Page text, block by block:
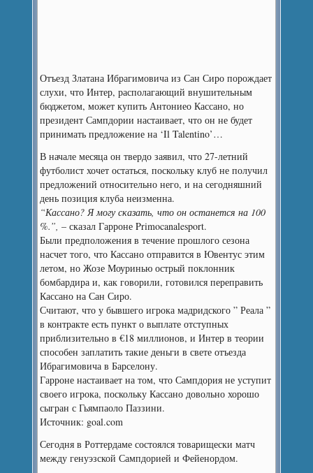
Отъезд Златана Ибрагимовича из Сан Сиро порождает
слухи, что Интер, располагающий внушительным
бюджетом, может купить Антониео Кассано, но
президент Сампдории настаивает, что он не будет
принимать предложение на ‘Il Talentino’…
В начале месяца он твердо заявил, что 27-летний
футболист хочет остаться, поскольку клуб не получил
предложений относительно него, и на сегодняшний
день позиция клуба неизменна.
“Кассано? Я могу сказать, что он останется на 100
%.”, – сказал Гарроне Primocanalesport.
Были предположения в течение прошлого сезона
насчет того, что Кассано отправится в Ювентус этим
летом, но Жозе Моуринью острый поклонник
бомбардира и, как говорили, готовился переправить
Кассано на Сан Сиро.
Считают, что у бывшего игрока мадридского ” Реала ”
в контракте есть пункт о выплате отступных
приблизительно в €18 миллионов, и Интер в теории
способен заплатить такие деньги в свете отъезда
Ибрагимовича в Барселону.
Гарроне настаивает на том, что Сампдория не уступит
своего игрока, поскольку Кассано довольно хорошо
сыгран с Гьямпаоло Паззини.
Источник: goal.com
Сегодня в Роттердаме состоялся товарищески матч
между генуэзской Сампдорией и Фейенордом.